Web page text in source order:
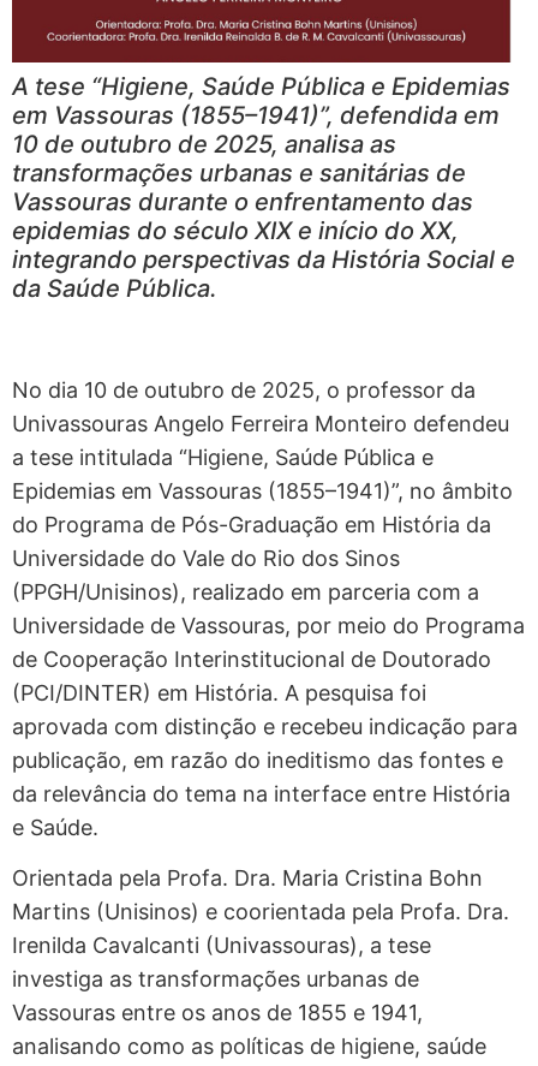
A tese “Higiene, Saúde Pública e Epidemias
em Vassouras (1855–1941)”, defendida em
10 de outubro de 2025, analisa as
transformações urbanas e sanitárias de
Vassouras durante o enfrentamento das
epidemias do século XIX e início do XX,
integrando perspectivas da História Social e
da Saúde Pública.
No dia 10 de outubro de 2025, o professor da
Univassouras Angelo Ferreira Monteiro defendeu
a tese intitulada “Higiene, Saúde Pública e
Epidemias em Vassouras (1855–1941)”, no âmbito
do Programa de Pós-Graduação em História da
Universidade do Vale do Rio dos Sinos
(PPGH/Unisinos), realizado em parceria com a
Universidade de Vassouras, por meio do Programa
de Cooperação Interinstitucional de Doutorado
(PCI/DINTER) em História. A pesquisa foi
aprovada com distinção e recebeu indicação para
publicação, em razão do ineditismo das fontes e
da relevância do tema na interface entre História
e Saúde.
Orientada pela Profa. Dra. Maria Cristina Bohn
Martins (Unisinos) e coorientada pela Profa. Dra.
Irenilda Cavalcanti (Univassouras), a tese
investiga as transformações urbanas de
Vassouras entre os anos de 1855 e 1941,
analisando como as políticas de higiene, saúde